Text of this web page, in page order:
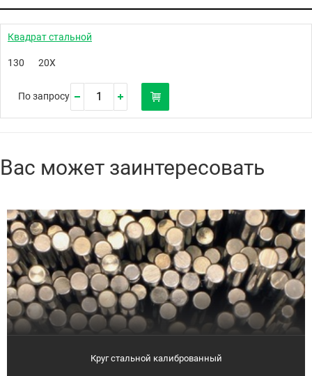
Квадрат стальной
130 20Х
По запросу
Вас может заинтересовать
Круг стальной калиброванный